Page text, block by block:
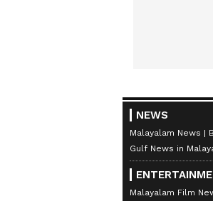
NEWS
Malayalam News
Gulf News in
Malayalam Film